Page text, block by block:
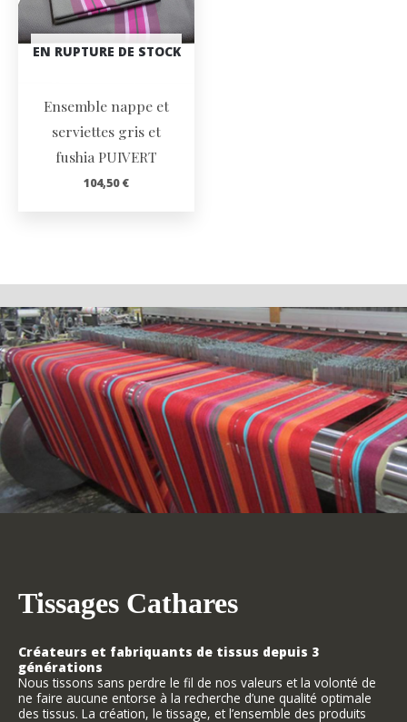
EN RUPTURE DE STOCK
Ensemble nappe et
serviettes gris et
fushia PUIVERT
104,50€
Tissages Cathares
Créateurs et fabriquants de tissus depuis 3
générations
Nous tissons sans perdre le fil de nos valeurs et la volonté de
ne faire aucune entorse à la recherche d’une qualité optimale
des tissus. La création, le tissage, et l’ensemble des produits